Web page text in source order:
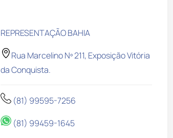
REPRESENTAÇÃO BAHIA
Rua Marcelino Nº 211, Exposição Vitória
da Conquista.
(81) 99595-7256
(81) 99459-1645